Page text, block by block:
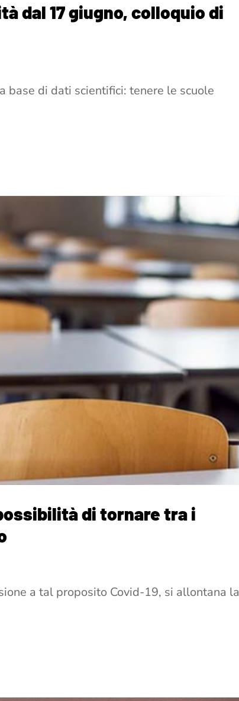
dal 17 giugno, colloquio di
base di dati scientifici: tenere le scuole
di tornare tra i
a tal proposito Covid-19, si allontana la